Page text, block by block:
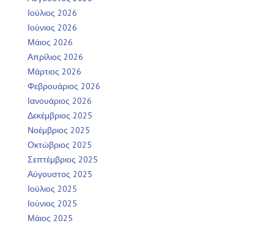
Ιούλιος 2026
Ιούνιος 2026
Μάιος 2026
Απρίλιος 2026
Μάρτιος 2026
Φεβρουάριος 2026
Ιανουάριος 2026
Δεκέμβριος 2025
Νοέμβριος 2025
Οκτώβριος 2025
Σεπτέμβριος 2025
Αύγουστος 2025
Ιούλιος 2025
Ιούνιος 2025
Μάιος 2025